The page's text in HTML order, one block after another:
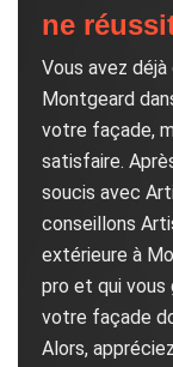
ne
Vous avez
Montgeard
votre façade,
satisfaire.
soucis avec
conseillons
extérieure à
pro et qui vous
votre façade
Alors,